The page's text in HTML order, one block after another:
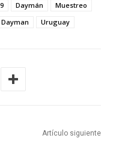
Daymán
Muestreo
Uruguay
Artículo siguiente